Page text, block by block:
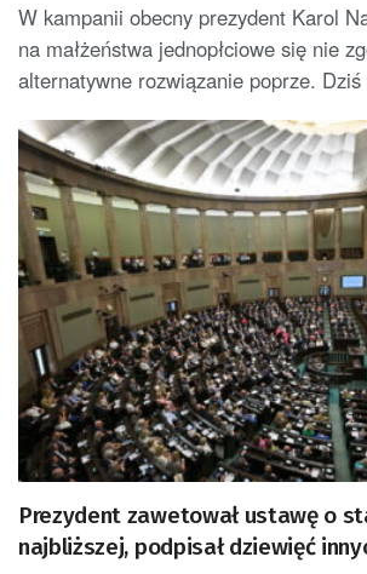
W kampanii obecny prezydent Karol
na małżeństwa jednopłciowe się nie
alternatywne rozwiązanie poprze.
Prezydent zawetował ustawę o
najbliższej, podpisał dziewięć